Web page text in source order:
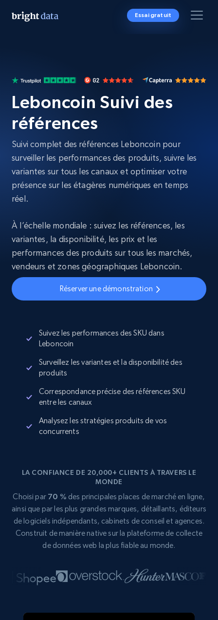
Essai gratuit
Leboncoin Suivi des
références
Suivi complet des références Leboncoin pour
surveiller les performances des produits, suivre les
variantes sur tous les canaux et optimiser votre
présence sur les étagères numériques en temps
réel.
À l’échelle mondiale : suivez les références, les
variantes, la disponibilité, les prix et les
performances des produits sur tous les marchés,
vendeurs et zones géographiques Leboncoin.
Réserver une démonstration
Suivez les performances des SKU dans
Leboncoin
Surveillez les variantes et la disponibilité des
produits
Correspondance précise des références SKU
entre les canaux
Analysez les stratégies produits de vos
concurrents
LA CONFIANCE DE 20,000+ CLIENTS À TRAVERS LE
MONDE
Choisi par 70 % des principales places de marché en ligne,
ainsi que par les plus grandes marques, détaillants, éditeurs
de logiciels indépendants, cabinets de conseil et agences.
Construit de manière native sur la plateforme de collecte
de données web la plus fiable au monde.